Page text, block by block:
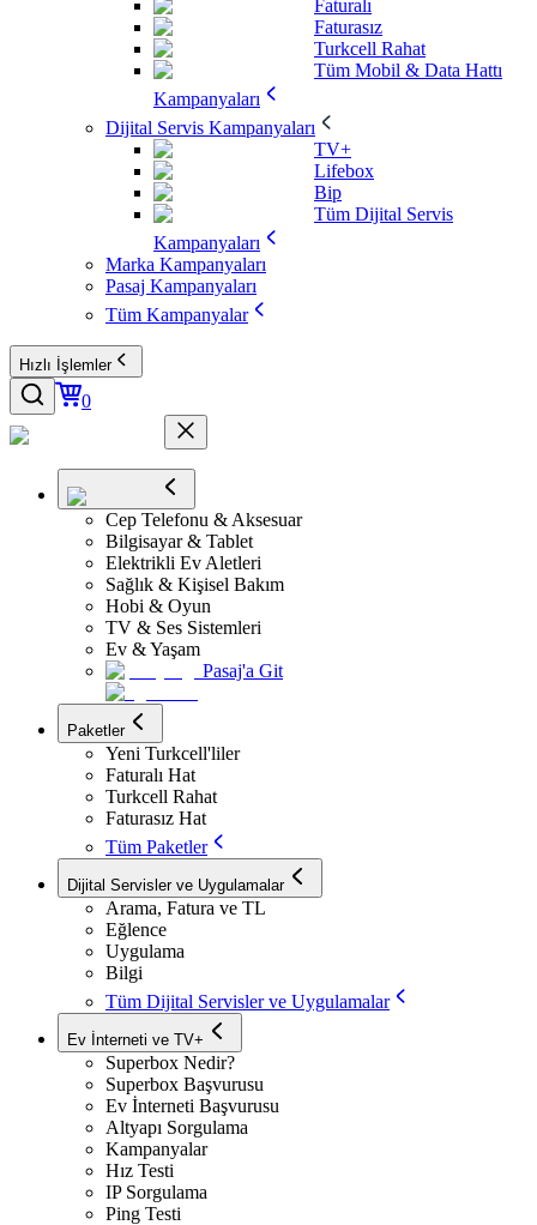
Faturalı
Faturasız
Turkcell Rahat
Tüm Mobil & Data Hattı
Kampanyaları
Dijital Servis Kampanyaları
TV+
Lifebox
Bip
Tüm Dijital Servis
Kampanyaları
Marka Kampanyaları
Pasaj Kampanyaları
Tüm Kampanyalar
Hızlı İşlemler
0
Cep Telefonu & Aksesuar
Bilgisayar & Tablet
Elektrikli Ev Aletleri
Sağlık & Kişisel Bakım
Hobi & Oyun
TV & Ses Sistemleri
Ev & Yaşam
Pasaj'a Git
Paketler
Yeni Turkcell'liler
Faturalı Hat
Turkcell Rahat
Faturasız Hat
Tüm Paketler
Dijital Servisler ve Uygulamalar
Arama, Fatura ve TL
Eğlence
Uygulama
Bilgi
Tüm Dijital Servisler ve Uygulamalar
Ev İnterneti ve TV+
Superbox Nedir?
Superbox Başvurusu
Ev İnterneti Başvurusu
Altyapı Sorgulama
Kampanyalar
Hız Testi
IP Sorgulama
Ping Testi